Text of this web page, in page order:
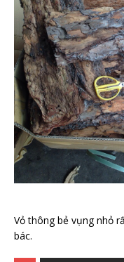
Vỏ thông bẻ vụng nhỏ
bác.